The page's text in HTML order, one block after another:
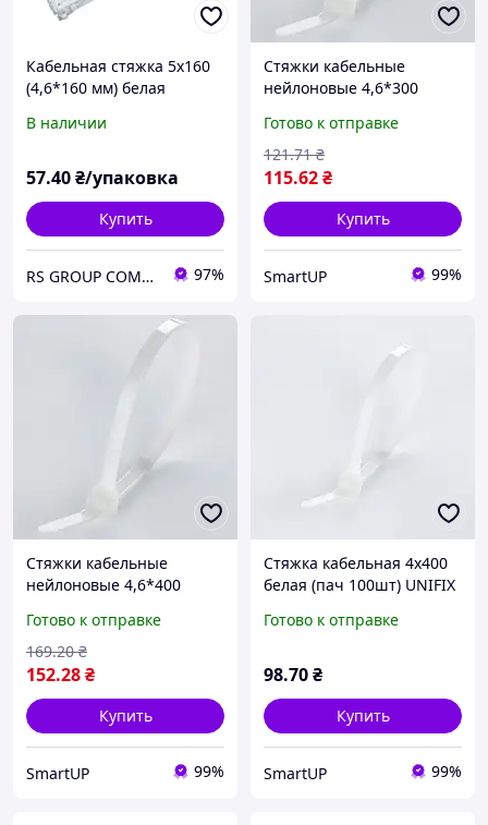
Кабельная стяжка 5х160
(4,6*160 мм) белая
В наличии
57.40₴/упаковка
Купить
RS GROUP COMPANY 97%
Стяжки кабельные
нейлоновые 4,6*300
(хомуты пластиковые)
APRO
Готово к отправке
115.62₴
121.71 ₴
Купить
SmartUP 99%
Стяжки кабельные
нейлоновые 4,6*400
(хомуты пластиковые)
APRO
Готово к отправке
152.28₴
169.20 ₴
Купить
SmartUP 99%
Стяжка кабельная 4х400
белая (пач 100шт) UNIFIX
Готово к отправке
98.70₴
Купить
SmartUP 99%